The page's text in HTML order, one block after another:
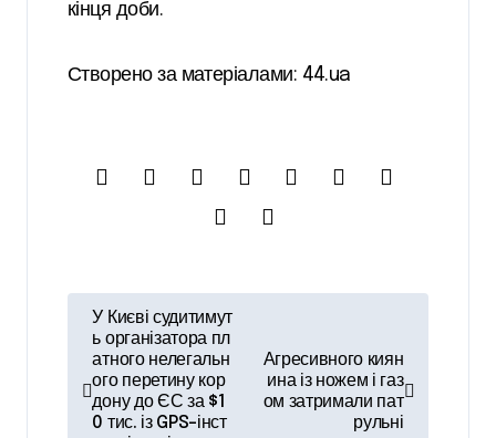
кінця доби.
Створено за матеріалами: 44.ua
в
У Києві судитимут
ь організатора пл
атного нелегальн
ого перетину кор
дону до ЄС за $1
0 тис. із GPS-інст
Агресивного киян
ина із ножем і газ
ом затримали пат
рульні